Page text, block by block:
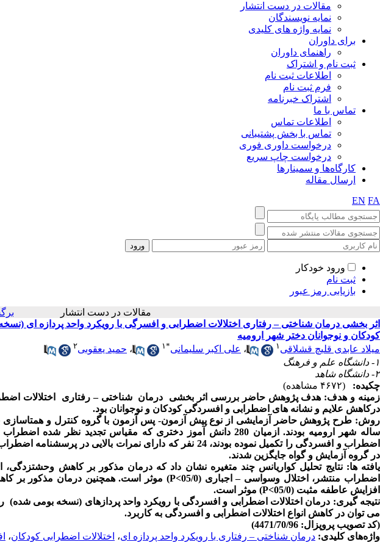
مقالات در دست انتشار
نمایه نویسندگان
نمایه واژه های کلیدی
برای داوران
راهنمای داوران
ثبت نام و اشتراک
اطلاعات ثبت نام
فرم ثبت نام
اشتراک خبرنامه
تماس با ما
اطلاعات تماس
تماس با بخش پشتیبانی
درخواست داوری فوری
درخواست چاپ سریع
کارگاه‌ها و سمینارها
ارسال مقاله
EN FA
ورود خودکار
ثبت نام
بازیابی رمز عبور
مقالات در دست انتشار
اثر بخشی درمان شناختی – رفتاری اختلالات اضطرابی و افسرگی با رویکرد واحد پردازه ای
کودکان و نوجوانان دختر شهر ارومیه
میلاد عابدی قلیچ قشلاقی ۱ ، علی اکبر سلیمانی*۱ ، حمید یعقوبی۲
۱- دانشگاه علم و فرهنگ
۲- دانشگاه شاهد
چکیده:
(۴۶۷۲ مشاهده)
زمینه و هدف: هدف پژوهش حاضر بررسی اثر بخشی درمان شناختی–رفتاری اختلالات
درکاهش علایم و نشانه های اضطرابی و افسردگی کودکان و نوجوانان بود.
روش:
ساله شهر ارومیه بودند. ازمیان 280 دانش آموز دختری که مقیاس
اضطراب و افسردگی را تکمیل نموده بودند، 24 نفر که دارای نمرات
در گروه آزمایش و گواه جایگزین شدند.
یافته ها: نتایج تحلیل کواریانس چند متغیره نشان داد که درمان مذکور بر کاهش
اضطراب منتشر، اختلال وسواسی–اجباری (05/0 P<) موثر است. همچنین درمان مذکور بر
افزایش عاطفه مثبت (05/0
P<) موثر است.
نتیجه گیری: درمان اختلالات اضطرابی و افسردگی با رویکرد واحد پردازه­ای (نسخه بومی شده)
می توان در کاهش انواع اختلالات اضطرابی و افسردگی به کاربرد.
(کد تصویب پروپزال: 4471/70/96)
واژه‌های کلیدی: درمان شناختی – رفتاری با رویکرد واحد پردازه ای، اختلالات اضطرابی کودکان،